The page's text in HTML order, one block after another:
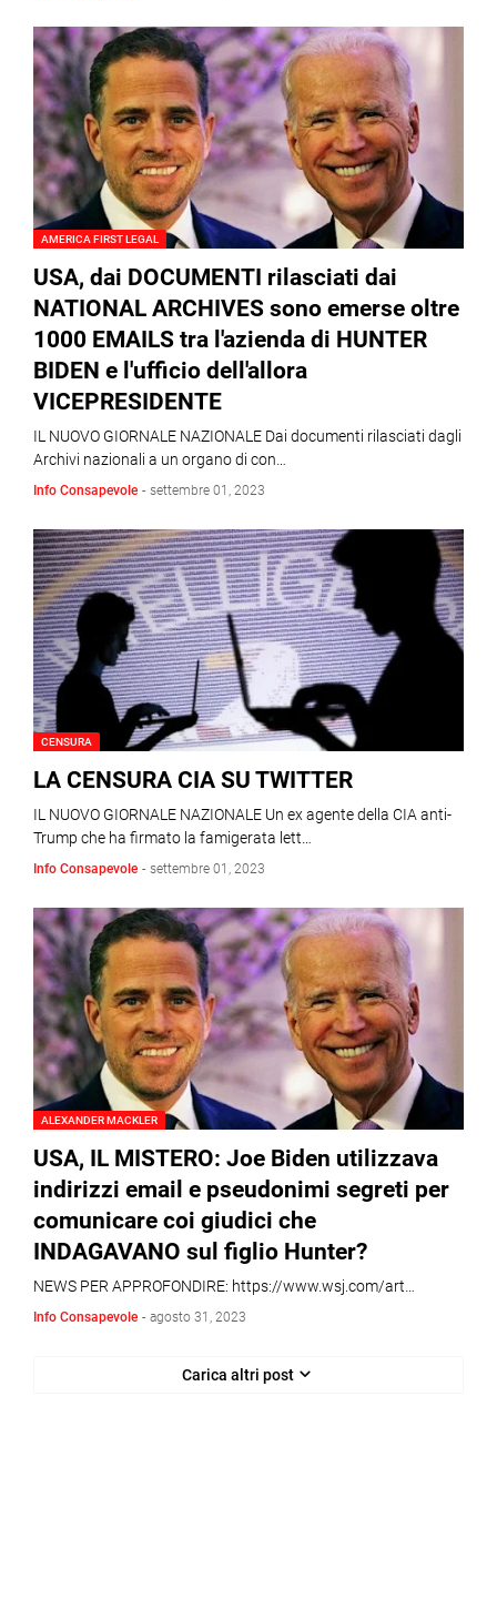
AMERICA FIRST LEGAL
USA, dai DOCUMENTI rilasciati dai
NATIONAL ARCHIVES sono emerse oltre
1000 EMAILS tra l'azienda di HUNTER
BIDEN e l'ufficio dell'allora
VICEPRESIDENTE
IL NUOVO GIORNALE NAZIONALE Dai documenti rilasciati dagli
Archivi nazionali a un organo di con…
Info Consapevole - settembre 01, 2023
CENSURA
LA CENSURA CIA SU TWITTER
IL NUOVO GIORNALE NAZIONALE Un ex agente della CIA anti-
Trump che ha firmato la famigerata lett…
Info Consapevole - settembre 01, 2023
ALEXANDER MACKLER
USA, IL MISTERO: Joe Biden utilizzava
indirizzi email e pseudonimi segreti per
comunicare coi giudici che
INDAGAVANO sul figlio Hunter?
NEWS PER APPROFONDIRE: https://www.wsj.com/art…
Info Consapevole - agosto 31, 2023
Carica altri post